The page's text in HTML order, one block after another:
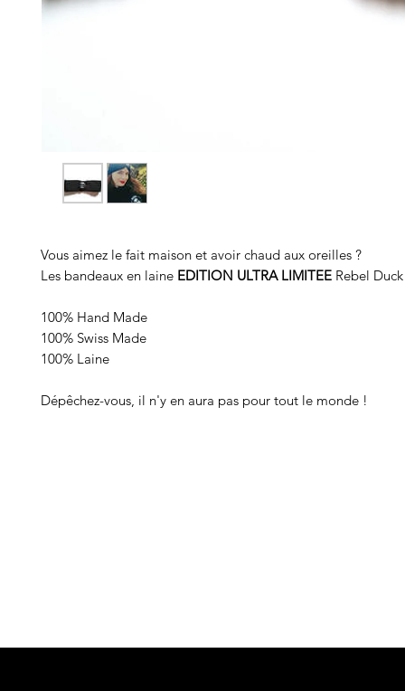
Vous aimez le fait maison et avoir chaud aux oreilles ?
Les bandeaux en laine EDITION ULTRA LIMITEE Rebel Duck
100% Hand Made
100% Swiss Made
100% Laine
Dépêchez-vous, il n'y en aura pas pour tout le monde !